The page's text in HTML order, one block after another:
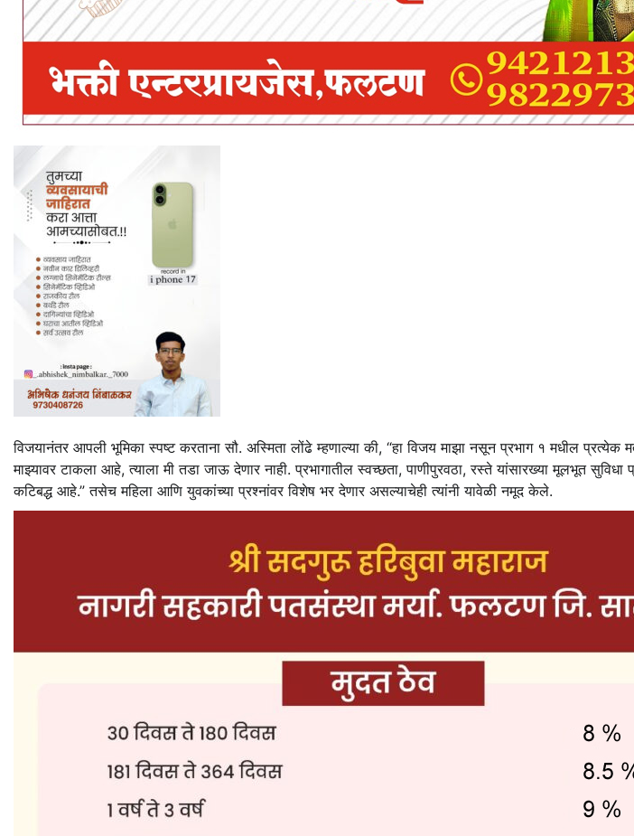
विजयानंतर आपली भूमिका स्पष्ट करताना सौ. अस्मिता लोंढे म्हणाल्या की, “हा विजय माझा नसून प्रभाग १ मधील प्रत्येक
माझ्यावर टाकला आहे, त्याला मी तडा जाऊ देणार नाही. प्रभागातील स्वच्छता, पाणीपुरवठा, रस्ते यांसारख्या मूलभूत सुविधा
कटिबद्ध आहे.” तसेच महिला आणि युवकांच्या प्रश्नांवर विशेष भर देणार असल्याचेही त्यांनी यावेळी नमूद केले.